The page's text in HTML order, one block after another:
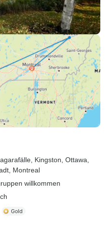
, Kingston , Ottawa
, Montreal
willkommen